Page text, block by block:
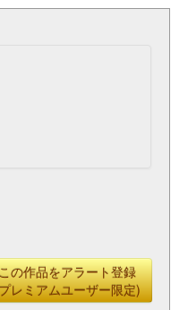
の作品をアラート登録
レミアムユーザー限定)